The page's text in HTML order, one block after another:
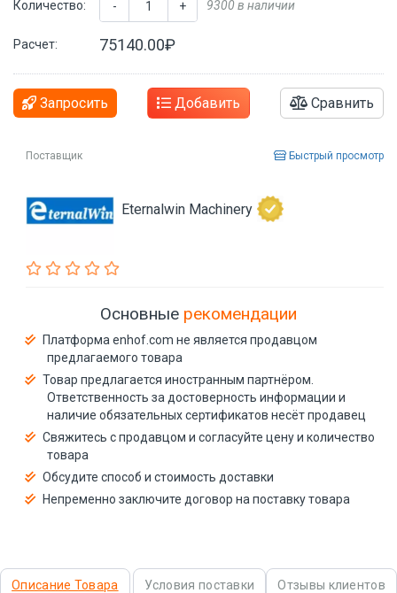
Количество: - + 9300 в наличии
Расчет: 75140.00₽
Запросить Добавить Сравнить
Поставщик Быстрый просмотр
Eternalwin Machinery
Основные рекомендации
Платформа enhof.com не является продавцом
предлагаемого товара
Товар предлагается иностранным партнёром.
Ответственность за достоверность информации и
наличие обязательных сертификатов несёт продавец
Свяжитесь с продавцом и согласуйте цену и количество
товара
Обсудите способ и стоимость доставки
Непременно заключите договор на поставку товара
Описание Товара Условия поставки Отзывы клиентов